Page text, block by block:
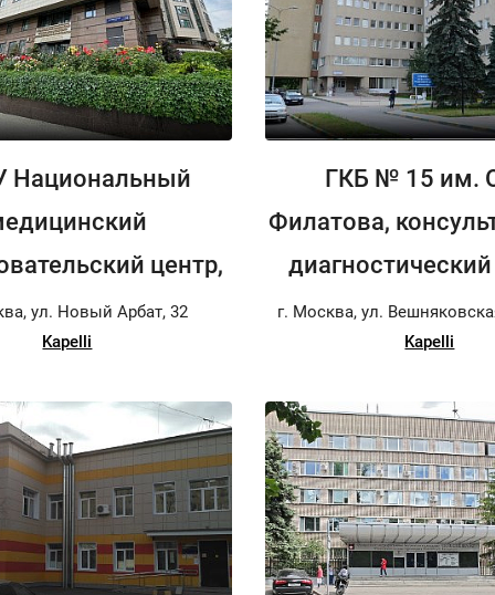
Национальный
центр,
ул. Новый Арбат, 32
Kapelli
ГКБ № 15 им.
Филатова,
г. Москва, ул.
Kapelli